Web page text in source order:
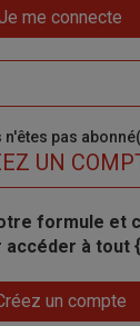
Je me connecte
n'êtes pas
UN
formule et
accéder à tout
un compte